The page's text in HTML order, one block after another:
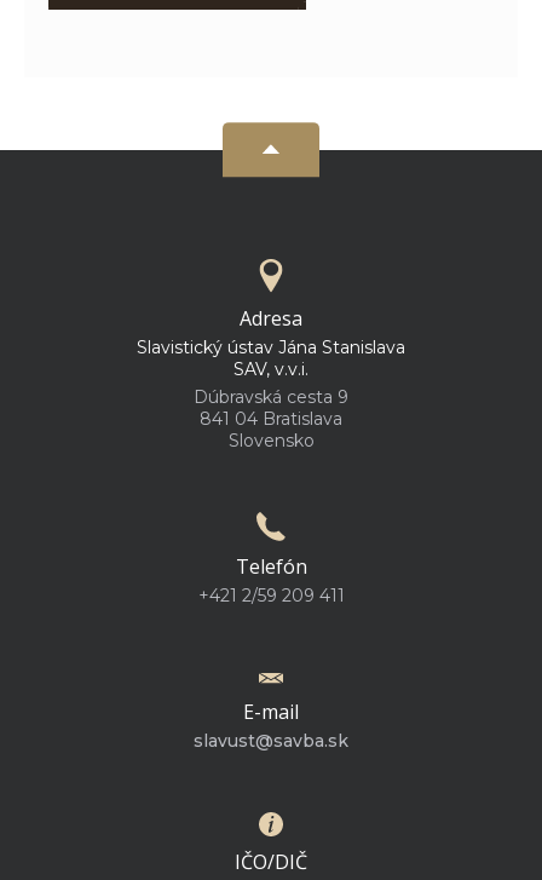
Adresa
Slavistický ústav Jána Stanislava
SAV, v.v.i.
Dúbravská cesta 9
841 04 Bratislava
Slovensko
Telefón
+421 2/59 209 411
E-mail
slavust@savba.sk
IČO/DIČ